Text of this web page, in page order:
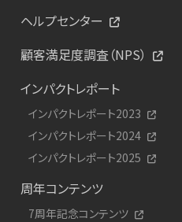
ヘルプセンター
顧客満足度調査（NPS）
インパクトレポート
インパクトレポート2023
インパクトレポート2024
インパクトレポート2025
周年コンテンツ
7周年記念コンテンツ